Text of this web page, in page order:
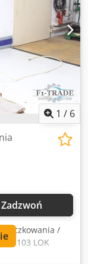
Dsdpfx
maks.
/ 2 głowice
tłocząca DBM
wyświetlacza
mieszkalna
kompresor
- MS
- 1 / 6
Zadzwoń
oczkowania /
103 LOK
serii-partiach